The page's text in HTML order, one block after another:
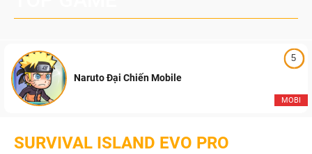
5
MOBI
Naruto Đại Chiến Mobile
SURVIVAL ISLAND EVO PRO